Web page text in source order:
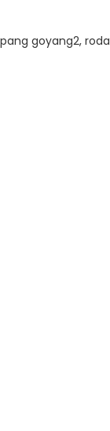
goyang2, roda